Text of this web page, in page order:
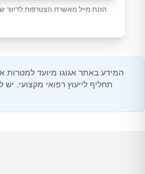
הזנת מייל מאשרת הצטרפות לדיוור
המידע באתר אגוגו מיועד למטרות
תחליף לייעוץ רפואי מקצועי.